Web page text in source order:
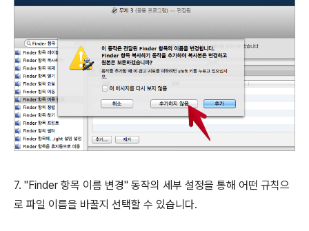
7. "Finder 항목 이름 변경" 동작의 세부 설정을 통해 어떤 규칙으
로 파일 이름을 바꿀지 선택할 수 있습니다.